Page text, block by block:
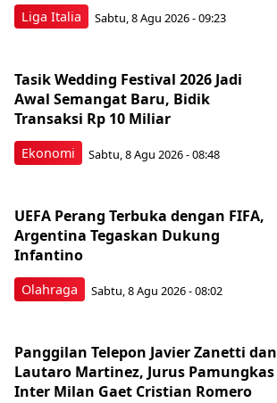
Liga Italia Sabtu, 8 Agu 2026 - 09:23
Ekonomi
Tasik Wedding Festival 2026 Jadi
Awal Semangat Baru, Bidik
Transaksi Rp 10 Miliar
Sabtu, 8 Agu 2026 - 08:48
Olahraga
UEFA Perang Terbuka dengan FIFA,
Argentina Tegaskan Dukung
Infantino
Sabtu, 8 Agu 2026 - 08:02
Panggilan Telepon Javier Zanetti dan
Lautaro Martinez, Jurus Pamungkas
Inter Milan Gaet Cristian Romero